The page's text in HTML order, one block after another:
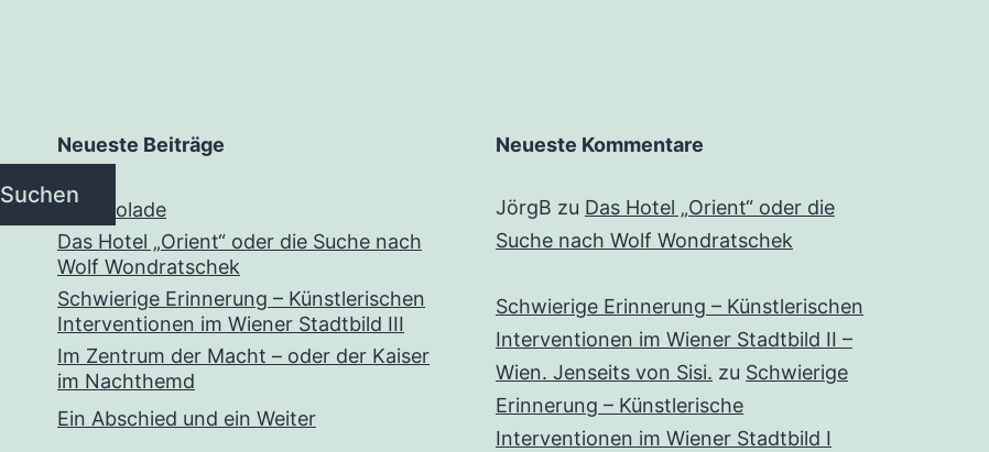
Suchen
Neueste Beiträge
Schokolade
Das Hotel „Orient“ oder die Suche nach
Wolf Wondratschek
Schwierige Erinnerung – Künstlerischen
Interventionen im Wiener Stadtbild III
Im Zentrum der Macht – oder der Kaiser
im Nachthemd
Ein Abschied und ein Weiter
Neueste Kommentare
JörgB zu Das Hotel „Orient“ oder die
Suche nach Wolf Wondratschek
Schwierige Erinnerung – Künstlerischen
Interventionen im Wiener Stadtbild II –
Wien. Jenseits von Sisi. zu Schwierige
Erinnerung – Künstlerische
Interventionen im Wiener Stadtbild I